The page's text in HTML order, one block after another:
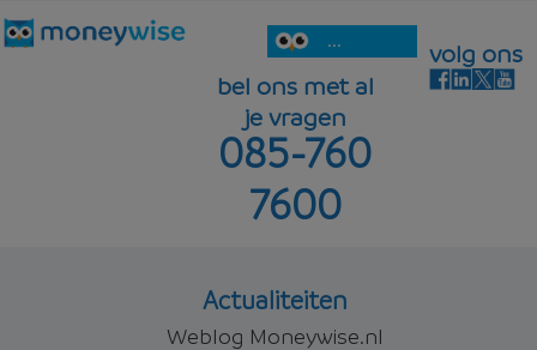
...
bel ons met al
je vragen
085-760
7600
volg ons
Actualiteiten
Weblog Moneywise.nl